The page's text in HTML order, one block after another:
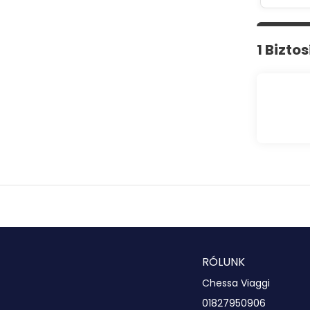
1
RÓLUNK
Chessa Viaggi
01827950906